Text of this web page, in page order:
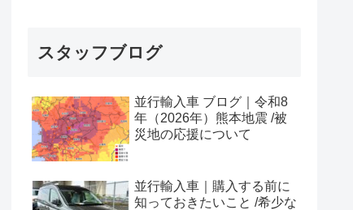
スタッフブログ
並行輸入車 ブログ｜令和8
年（2026年）熊本地震 /被
災地の応援について
並行輸入車｜購入する前に
知っておきたいこと /希少な